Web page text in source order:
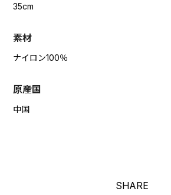
35cm
素材
ナイロン100％
原産国
中国
SHARE